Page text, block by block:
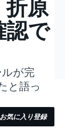
折原
認で
が完
と語っ
お気に入り登録